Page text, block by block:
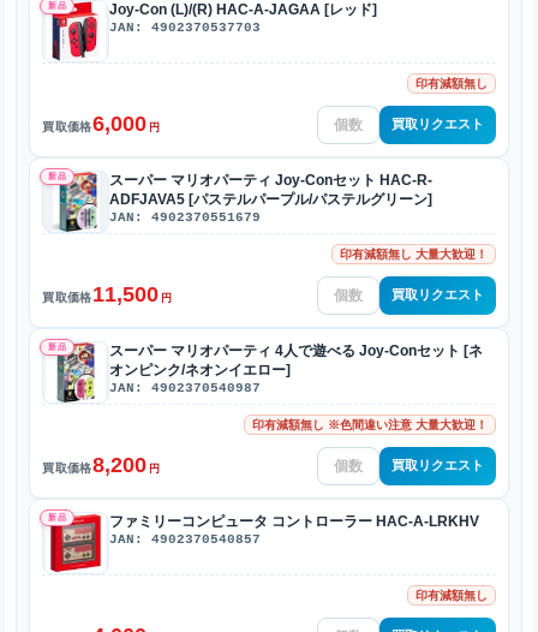
新品 Joy-Con (L)/(R) HAC-A-JAGAA [レッド]
JAN: 4902370537703
印有減額無し
買取価格6,000 円 買取リクエスト
新品
スーパー マリオパーティ Joy-Conセット HAC-R-
ADFJAVA5 [パステルパープル/パステルグリーン]
JAN: 4902370551679
印有減額無し 大量大歓迎！
買取価格11,500 円 買取リクエスト
新品
スーパー マリオパーティ 4人で遊べる Joy-Conセット [ネ
オンピンク/ネオンイエロー]
JAN: 4902370540987
印有減額無し ※色間違い注意 大量大歓迎！
買取価格8,200 円 買取リクエスト
新品 ファミリーコンピュータ コントローラー HAC-A-LRKHV
JAN: 4902370540857
印有減額無し